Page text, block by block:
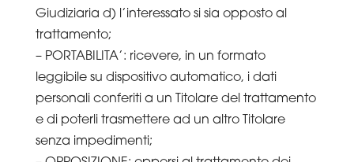
Giudiziaria d) l’interessato si sia opposto al
trattamento;
– PORTABILITA’: ricevere, in un formato
leggibile su dispositivo automatico, i dati
personali conferiti a un Titolare del trattamento
e di poterli trasmettere ad un altro Titolare
senza impedimenti;